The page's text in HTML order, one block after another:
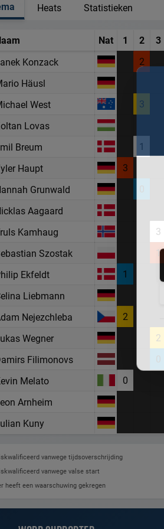
Heats Statistieken
Nat 1 2 3
Konzack 2
Häusl
West 3
Lovas
Breum 1
Haupt 3
Grunwald 0
Aagaard
Kamhaug 3
Szostak 1
Ekfeldt 1
Liebmann
Nejezchleba 2
Wegner 2
Filimonovs 0
Melato 0
Arnheim
Kuny
vanwege tijdsoverschrijding
vanwege valse start
heeft een waarschuwing gekregen